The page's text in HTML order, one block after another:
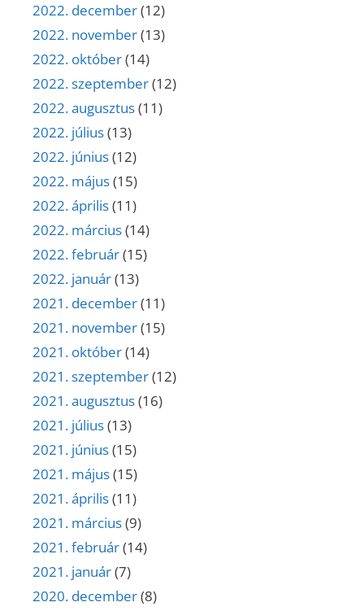
2022. december(12)
2022. november(13)
2022. október(14)
2022. szeptember(12)
2022. augusztus(11)
2022. július(13)
2022. június(12)
2022. május(15)
2022. április(11)
2022. március(14)
2022. február(15)
2022. január(13)
2021. december(11)
2021. november(15)
2021. október(14)
2021. szeptember(12)
2021. augusztus(16)
2021. július(13)
2021. június(15)
2021. május(15)
2021. április(11)
2021. március(9)
2021. február(14)
2021. január(7)
2020. december(8)